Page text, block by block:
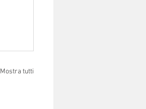
Mostra tutti